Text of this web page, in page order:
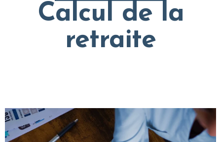
Calcul de la
retraite